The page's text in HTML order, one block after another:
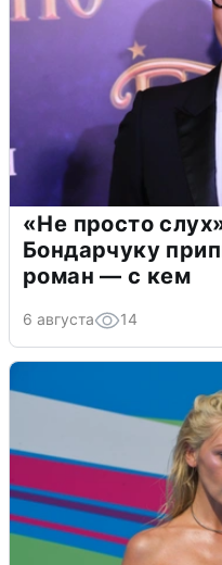
«Не просто
Бондарчуку
роман — с кем
6 августа 14